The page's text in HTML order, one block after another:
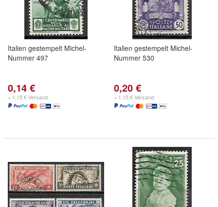
Italien gestempelt Michel-
Nummer 497
0,14 €
+ 1,15 € Versand
Italien gestempelt Michel-
Nummer 530
0,20 €
+ 1,15 € Versand